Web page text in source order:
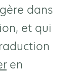
dans
et qui
en